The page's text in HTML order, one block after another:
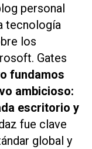
personal
tecnología
los
Gates
fundamos
ambicioso:
escritorio y
fue clave
global y